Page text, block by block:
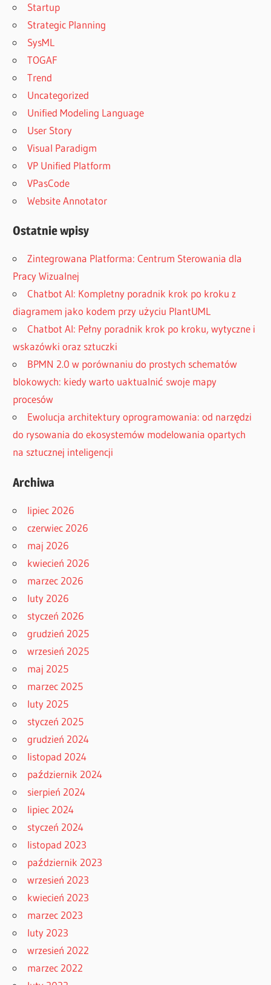
Startup
Strategic Planning
SysML
TOGAF
Trend
Uncategorized
Unified Modeling Language
User Story
Visual Paradigm
VP Unified Platform
VPasCode
Website Annotator
Ostatnie wpisy
Zintegrowana Platforma: Centrum Sterowania dla
Pracy Wizualnej
Chatbot AI: Kompletny poradnik krok po kroku z
diagramem jako kodem przy użyciu PlantUML
Chatbot AI: Pełny poradnik krok po kroku, wytyczne i
wskazówki oraz sztuczki
BPMN 2.0 w porównaniu do prostych schematów
blokowych: kiedy warto uaktualnić swoje mapy
procesów
Ewolucja architektury oprogramowania: od narzędzi
do rysowania do ekosystemów modelowania opartych
na sztucznej inteligencji
Archiwa
lipiec 2026
czerwiec 2026
maj 2026
kwiecień 2026
marzec 2026
luty 2026
styczeń 2026
grudzień 2025
wrzesień 2025
maj 2025
marzec 2025
luty 2025
styczeń 2025
grudzień 2024
listopad 2024
październik 2024
sierpień 2024
lipiec 2024
styczeń 2024
listopad 2023
październik 2023
wrzesień 2023
kwiecień 2023
marzec 2023
luty 2023
wrzesień 2022
marzec 2022